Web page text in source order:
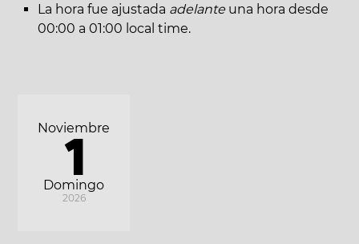
La hora fue ajustada adelante una hora desde
00:00 a 01:00 local time.
Domingo
Noviembre
1
2026